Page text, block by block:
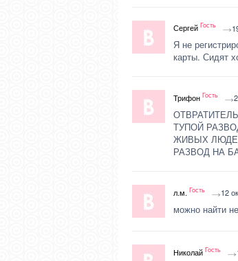
Сергей Гость
Я не
карты. Сидят
Трифон Гость
ТУПОЙ
ЖИВЫХ
РАЗВОД НА
л.м. Гость 12
можно найти
Николай Гость